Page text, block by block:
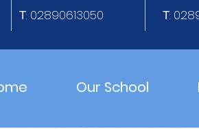
Our School
Τ: 02890613050 Τ: